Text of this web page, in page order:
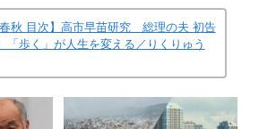
春秋 目次】高市早苗研究 総理の夫 初告
「歩く」が人生を変える／りくりゅう